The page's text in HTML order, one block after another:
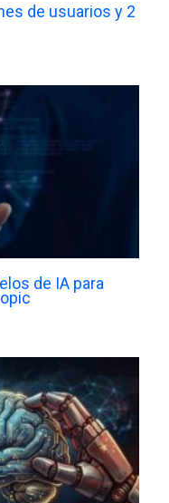
de usuarios y 2
de IA para